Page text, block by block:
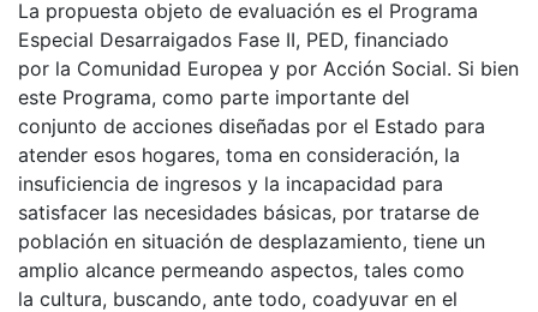
La propuesta objeto de evaluación es el Programa
Especial Desarraigados Fase II, PED, financiado
por la Comunidad Europea y por Acción Social. Si bien
este Programa, como parte importante del
conjunto de acciones diseñadas por el Estado para
atender esos hogares, toma en consideración, la
insuficiencia de ingresos y la incapacidad para
satisfacer las necesidades básicas, por tratarse de
población en situación de desplazamiento, tiene un
amplio alcance permeando aspectos, tales como
la cultura, buscando, ante todo, coadyuvar en el